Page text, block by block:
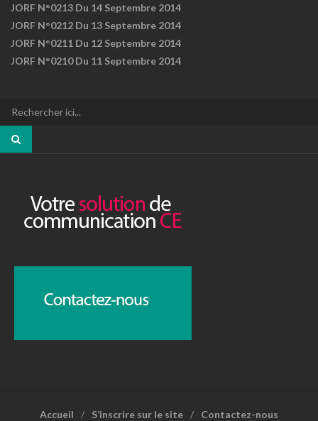
JORF N°0213 Du 14 Septembre 2014
JORF N°0212 Du 13 Septembre 2014
JORF N°0211 Du 12 Septembre 2014
JORF N°0210 Du 11 Septembre 2014
pour
Accueil S’inscrire sur le site
Contactez-nous